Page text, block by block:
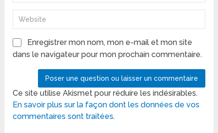
Enregistrer mon nom, mon e-mail et mon site
dans le navigateur pour mon prochain commentaire.
Ce site utilise Akismet pour réduire les indésirables.
En savoir plus sur la façon dont les données de vos
commentaires sont traitées.